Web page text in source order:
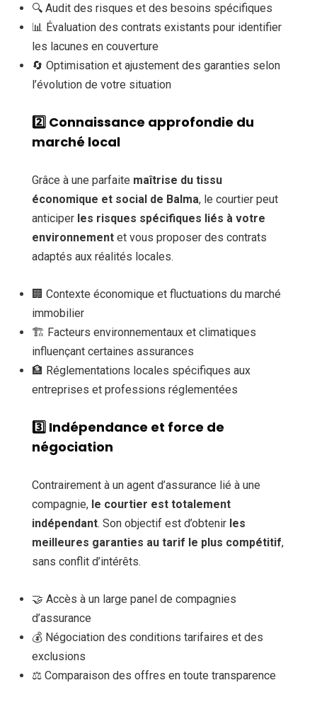
🔍 Audit des risques et des besoins spécifiques
📊 Évaluation des contrats existants pour identifier
les lacunes en couverture
🔄 Optimisation et ajustement des garanties selon
l’évolution de votre situation
2️⃣ Connaissance approfondie du
marché local
Grâce à une parfaite maîtrise du tissu
économique et social de Balma, le courtier peut
anticiper les risques spécifiques liés à votre
environnement et vous proposer des contrats
adaptés aux réalités locales.
🏢 Contexte économique et fluctuations du marché
immobilier
🏗️ Facteurs environnementaux et climatiques
influençant certaines assurances
🏦 Réglementations locales spécifiques aux
entreprises et professions réglementées
3️⃣ Indépendance et force de
négociation
Contrairement à un agent d’assurance lié à une
compagnie, le courtier est totalement
indépendant. Son objectif est d’obtenir les
meilleures garanties au tarif le plus compétitif,
sans conflit d’intérêts.
🤝 Accès à un large panel de compagnies
d’assurance
💰 Négociation des conditions tarifaires et des
exclusions
⚖️ Comparaison des offres en toute transparence